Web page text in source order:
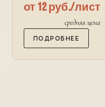
от 12 руб./лист
средняя цена
ПОДРОБНЕЕ